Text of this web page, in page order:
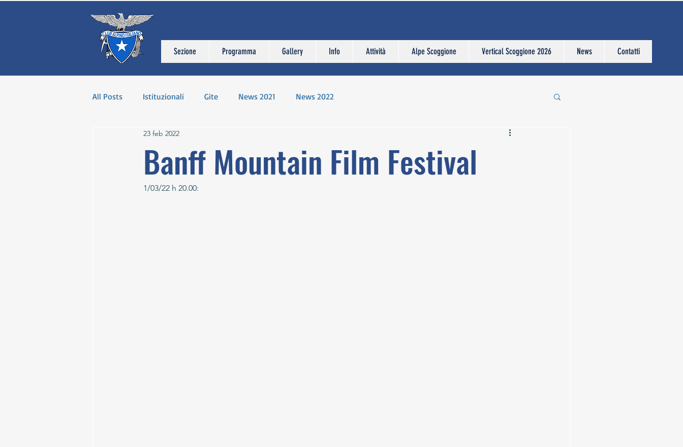
Sezione Programma Gallery Info Attività Alpe Scoggione Vertical Scoggione 2026 News Contatti
All Posts Istituzionali Gite News 2021 News 2022
Banff Mountain Film Festival
23 feb 2022
1/03/22 h 20.00: